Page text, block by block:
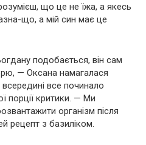
що це не їжа, а якесь
що, а мій син має це
подобається, він сам
— Оксана намагалася
все починало
порції критики. — Ми
організм після
рецепт з базиліком.